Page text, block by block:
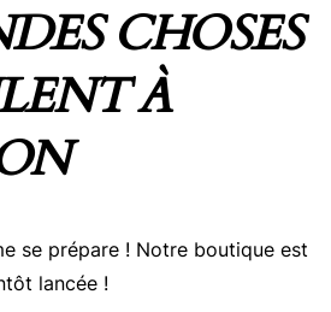
CHOSES
À
se prépare ! Notre boutique est
lancée !